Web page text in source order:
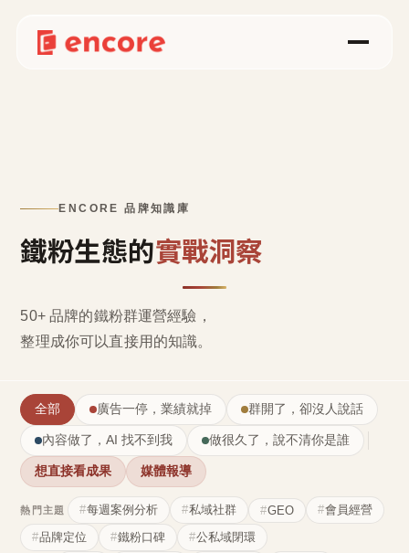
ENCORE 品牌知識庫
鐵粉生態的實戰洞察
50+ 品牌的鐵粉群運營經驗，
整理成你可以直接用的知識。
全部 廣告一停，業績就掉 群開了，卻沒人說話
內容做了，AI 找不到我 做很久了，說不清你是誰
想直接看成果 媒體報導
熱門主題 每週案例分析 私域社群 GEO
會員經營
品牌定位
鐵粉口碑 公私域閉環